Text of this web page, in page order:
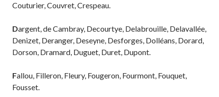
Couturier, Couvret, Crespeau.
Dargent, de Cambray, Decourtye, Delabrouille, Delavallée,
Denizet, Deranger, Deseyne, Desforges, Dolléans, Dorard,
Dorson, Dramard, Duguet, Duret, Dupont.
Fallou, Filleron, Fleury, Fougeron, Fourmont, Fouquet,
Fousset.